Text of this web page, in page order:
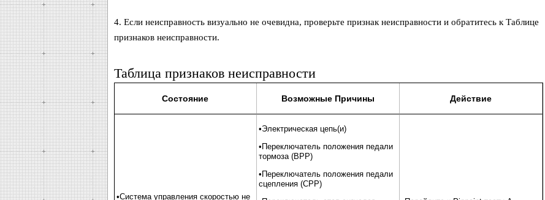
4. Если неисправность визуально не очевидна, проверьте признак неисправности и обратитесь к Таблице
признаков неисправности.
Таблица признаков неисправности
Состояние Возможные Причины Действие
•Система управления скоростью не
•Электрическая цепь(и)
•Переключатель положения педали
тормоза (ВРР)
•Переключатель положения педали
сцепления (СРР)